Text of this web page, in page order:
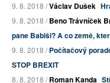
9. 8. 2018 /Václav Dušek
9. 8. 2018 /Beno Trávníček
pane Babiši? A co země,
9. 8. 2018 /Počítačový
STOP BREXIT
8. 8. 2018 /Roman Kanda